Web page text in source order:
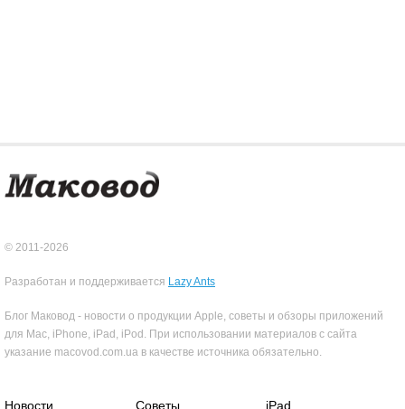
© 2011-2026
Разработан и поддерживается Lazy Ants
Блог Маковод - новости о продукции Apple, советы и обзоры приложений
для Mac, iPhone, iPad, iPod. При использовании материалов с сайта
указание macovod.com.ua в качестве источника обязательно.
Новости Советы iPad